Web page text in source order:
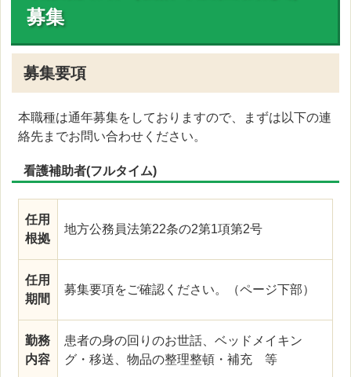
募集
募集要項
本職種は通年募集をしておりますので、まずは以下の連
絡先までお問い合わせください。
看護補助者(フルタイム)
任用
根拠
地方公務員法第22条の2第1項第2号
任用
期間
募集要項をご確認ください。（ページ下部）
勤務
内容
患者の身の回りのお世話、ベッドメイキン
グ・移送、物品の整理整頓・補充 等